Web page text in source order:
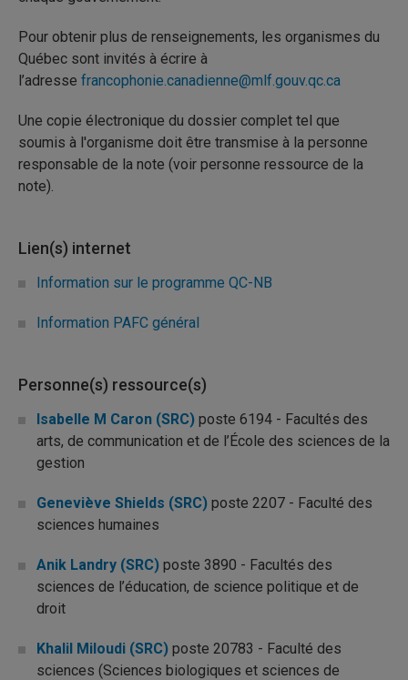
Pour obtenir plus de renseignements, les organismes du
Québec sont invités à écrire à
l’adresse francophonie.canadienne@mlf.gouv.qc.ca
Une copie électronique du dossier complet tel que
soumis à l'organisme doit être transmise à la personne
responsable de la note (voir personne ressource de la
note).
Lien(s) internet
Information sur le programme QC-NB
Information PAFC général
Personne(s) ressource(s)
Isabelle M Caron (SRC) poste 6194 - Facultés des
arts, de communication et de l’École des sciences de la
gestion
Geneviève Shields (SRC) poste 2207 - Faculté des
sciences humaines
Anik Landry (SRC) poste 3890 - Facultés des
sciences de l’éducation, de science politique et de
droit
Khalil Miloudi (SRC) poste 20783 - Faculté des
sciences (Sciences biologiques et sciences de